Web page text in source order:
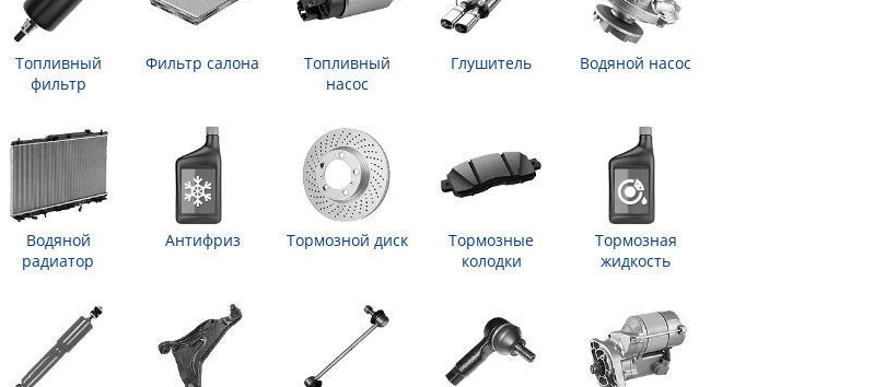
Топливный
фильтр
Фильтр салона
Топливный
насос
Глушитель Водяной насос
Водяной
радиатор
Антифриз Тормозной диск
Тормозные
колодки
Тормозная
жидкость